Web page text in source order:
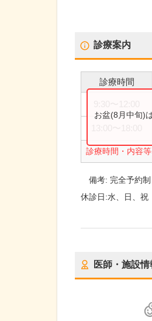
診療案内
診療時間
診療時間・内容
お盆(8月中旬)
備考: 完全予約制
休診日:水、日、祝
医師・施設情